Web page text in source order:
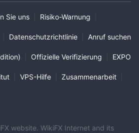
Sie uns Risiko-Warnung
Datenschutzrichtlinie Anruf suchen
Offizielle Verifizierung EXPO
VPS-Hilfe Zusammenarbeit
website. WikiFX Internet and its